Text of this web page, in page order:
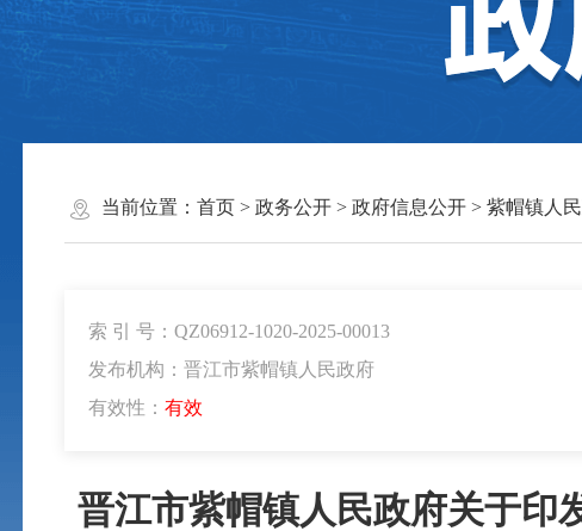
当前位置： 首页> 政务公开> 政府信息公开> 紫帽镇人
索 引 号：QZ06912-1020-2025-00013
发布机构：晋江市紫帽镇人民政府
有效性： 有效
晋江市紫帽镇人民政府关于印